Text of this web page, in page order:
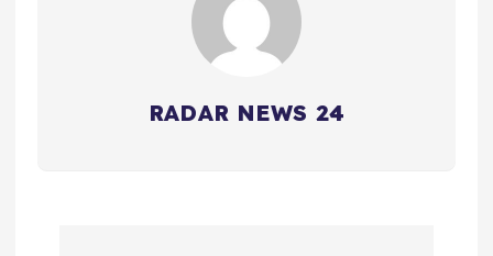
RADAR NEWS 24